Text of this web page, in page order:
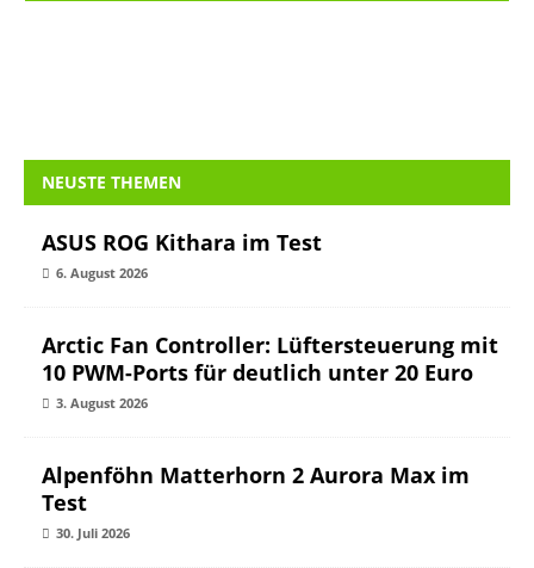
NEUSTE THEMEN
ASUS ROG Kithara im Test
6. August 2026
Arctic Fan Controller: Lüftersteuerung mit
10 PWM-Ports für deutlich unter 20 Euro
3. August 2026
Alpenföhn Matterhorn 2 Aurora Max im
Test
30. Juli 2026